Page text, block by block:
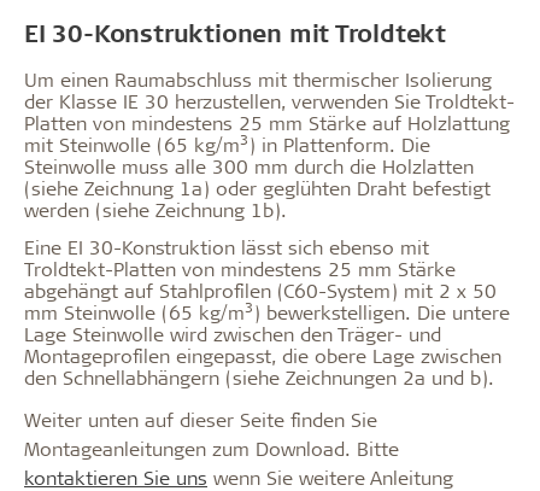
EI 30-Konstruktionen mit Troldtekt
Um einen Raumabschluss mit thermischer Isolierung
der Klasse IE 30 herzustellen, verwenden Sie Troldtekt-
Platten von mindestens 25 mm Stärke auf Holzlattung
mit Steinwolle (65 kg/m3 ) in Plattenform. Die
Steinwolle muss alle 300 mm durch die Holzlatten
(siehe Zeichnung 1a) oder geglühten Draht befestigt
werden (siehe Zeichnung 1b).
Eine EI 30-Konstruktion lässt sich ebenso mit
Troldtekt-Platten von mindestens 25 mm Stärke
abgehängt auf Stahlprofilen (C60-System) mit 2 x 50
mm Steinwolle (65 kg/m3 ) bewerkstelligen. Die untere
Lage Steinwolle wird zwischen den Träger- und
Montageprofilen eingepasst, die obere Lage zwischen
den Schnellabhängern (siehe Zeichnungen 2a und b).
Weiter unten auf dieser Seite finden Sie
Montageanleitungen zum Download. Bitte
kontaktieren Sie uns wenn Sie weitere Anleitung